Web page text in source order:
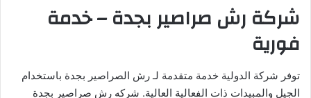
شركة رش صراصير بجدة – خدمة
فورية
توفر شركة الدولية خدمة متقدمة لـ رش الصراصير بجدة باستخدام
الجيل والمبيدات ذات الفعالية العالية. شركه رش صراصير بجدة